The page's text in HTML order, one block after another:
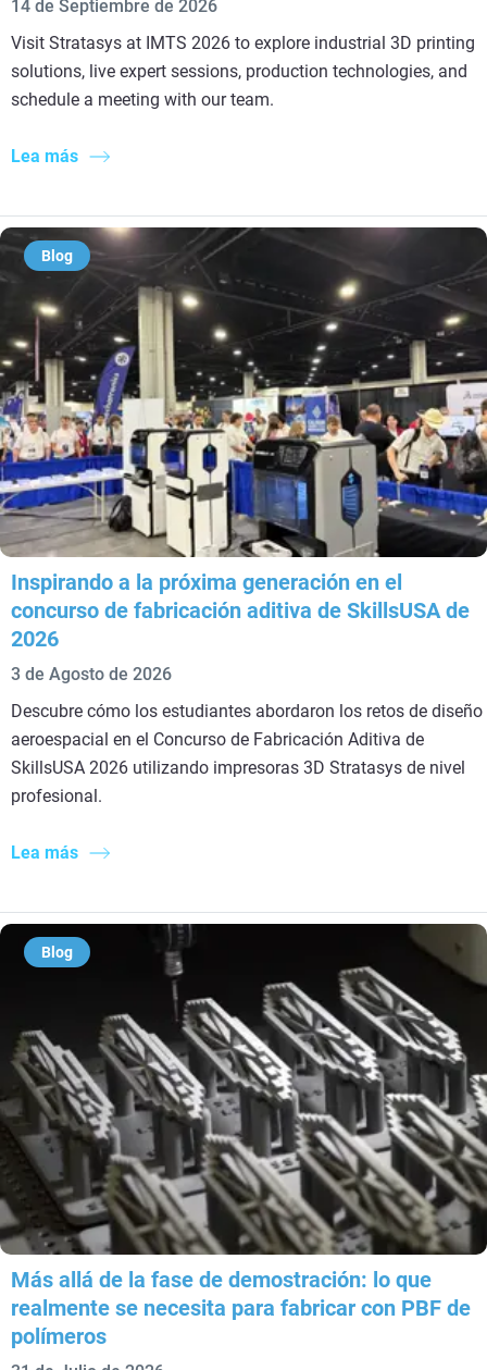
14 de Septiembre de 2026
Visit Stratasys at IMTS 2026 to explore industrial 3D printing
solutions, live expert sessions, production technologies, and
schedule a meeting with our team.
Lea más
Blog
Inspirando a la próxima generación en el
concurso de fabricación aditiva de SkillsUSA de
2026
3 de Agosto de 2026
Descubre cómo los estudiantes abordaron los retos de diseño
aeroespacial en el Concurso de Fabricación Aditiva de
SkillsUSA 2026 utilizando impresoras 3D Stratasys de nivel
profesional.
Lea más
Blog
Más allá de la fase de demostración: lo que
realmente se necesita para fabricar con PBF de
polímeros